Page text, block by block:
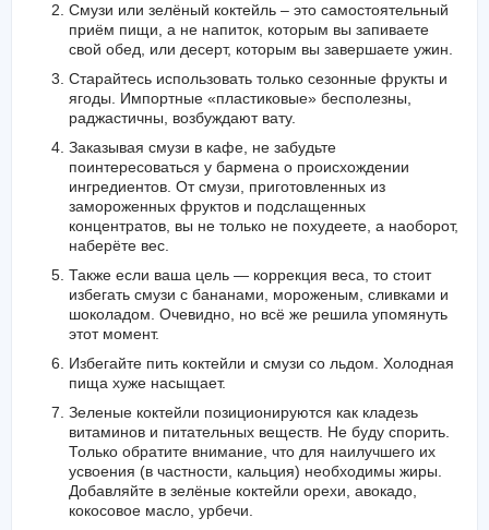
Смузи или зелёный коктейль – это самостоятельный
приём пищи, а не напиток, которым вы запиваете
свой обед, или десерт, которым вы завершаете ужин.
Старайтесь использовать только сезонные фрукты и
ягоды. Импортные «пластиковые» бесполезны,
раджастичны, возбуждают вату.
Заказывая смузи в кафе, не забудьте
поинтересоваться у бармена о происхождении
ингредиентов. От смузи, приготовленных из
замороженных фруктов и подслащенных
концентратов, вы не только не похудеете, а наоборот,
наберёте вес.
Также если ваша цель — коррекция веса, то стоит
избегать смузи с бананами, мороженым, сливками и
шоколадом. Очевидно, но всё же решила упомянуть
этот момент.
Избегайте пить коктейли и смузи со льдом. Холодная
пища хуже насыщает.
Зеленые коктейли позиционируются как кладезь
витаминов и питательных веществ. Не буду спорить.
Только обратите внимание, что для наилучшего их
усвоения (в частности, кальция) необходимы жиры.
Добавляйте в зелёные коктейли орехи, авокадо,
кокосовое масло, урбечи.